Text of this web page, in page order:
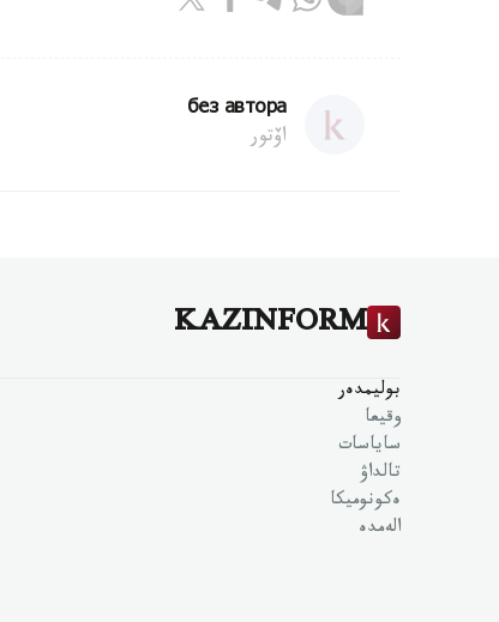
без автора
اۆتور
KAZINFORM
بوليمدەر
وقيعا
ساياسات
تالداۋ
ەكونوميكا
الەمدە